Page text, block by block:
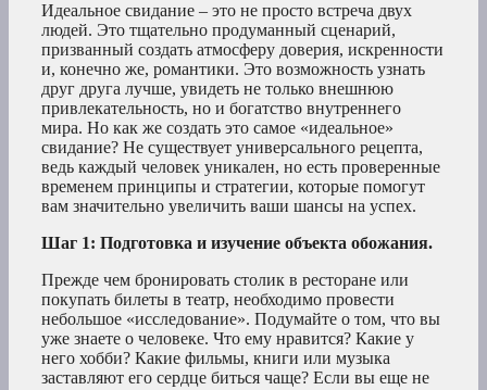
Идеальное свидание – это не просто встреча двух
людей. Это тщательно продуманный сценарий,
призванный создать атмосферу доверия, искренности
и, конечно же, романтики. Это возможность узнать
друг друга лучше, увидеть не только внешнюю
привлекательность, но и богатство внутреннего
мира. Но как же создать это самое «идеальное»
свидание? Не существует универсального рецепта,
ведь каждый человек уникален, но есть проверенные
временем принципы и стратегии, которые помогут
вам значительно увеличить ваши шансы на успех.
Шаг 1: Подготовка и изучение объекта обожания.
Прежде чем бронировать столик в ресторане или
покупать билеты в театр, необходимо провести
небольшое «исследование». Подумайте о том, что вы
уже знаете о человеке. Что ему нравится? Какие у
него хобби? Какие фильмы, книги или музыка
заставляют его сердце биться чаще? Если вы еще не